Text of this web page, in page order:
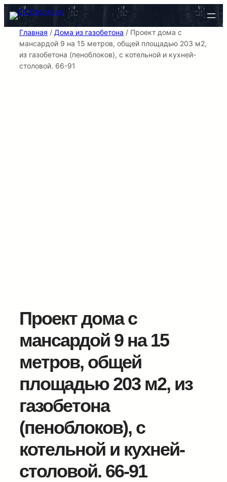
Перейти
содержимому
Главная / Дома из газобетона / Проект дома с
мансардой 9 на 15 метров, общей площадью 203 м2,
из газобетона (пеноблоков), c котельной и кухней-
столовой. 66-91
Проект дома с
мансардой 9 на 15
метров, общей
площадью 203 м2, из
газобетона
(пеноблоков), c
котельной и кухней-
столовой. 66-91